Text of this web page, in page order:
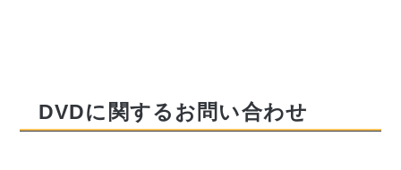
DVDに関するお問い合わせ